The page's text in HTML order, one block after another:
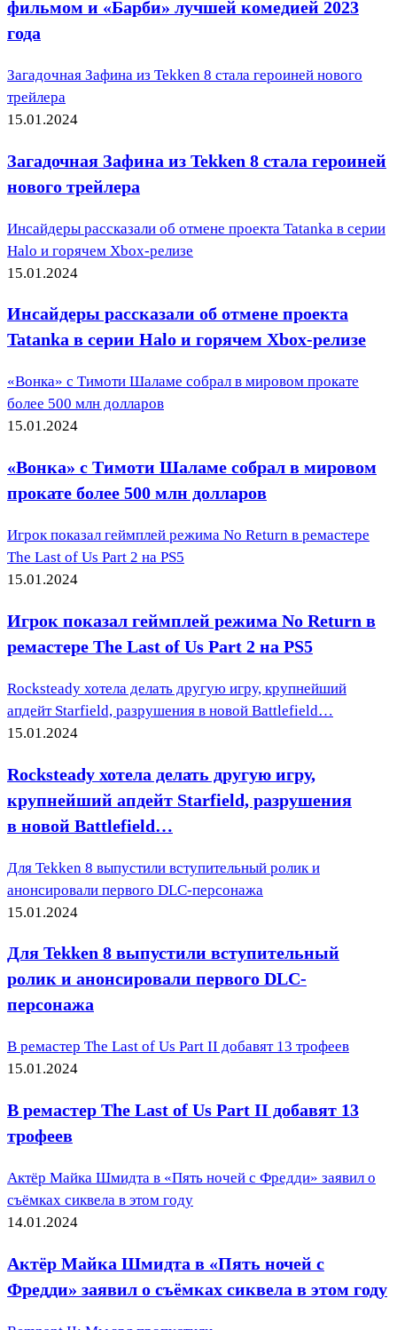
фильмом и «Барби» лучшей комедией 2023
года
Загадочная Зафина из Tekken 8 стала героиней нового
трейлера
15.01.2024
Загадочная Зафина из Tekken 8 стала героиней
нового трейлера
Инсайдеры рассказали об отмене проекта Tatanka в серии
Halo и горячем Xbox-релизе
15.01.2024
Инсайдеры рассказали об отмене проекта
Tatanka в серии Halo и горячем Xbox-релизе
«Вонка» с Тимоти Шаламе собрал в мировом прокате
более 500 млн долларов
15.01.2024
«Вонка» с Тимоти Шаламе собрал в мировом
прокате более 500 млн долларов
Игрок показал геймплей режима No Return в ремастере
The Last of Us Part 2 на PS5
15.01.2024
Игрок показал геймплей режима No Return в
ремастере The Last of Us Part 2 на PS5
Rocksteady хотела делать другую игру, крупнейший
апдейт Starfield, разрушения в новой Battlefield…
15.01.2024
Rocksteady хотела делать другую игру,
крупнейший апдейт Starfield, разрушения
в новой Battlefield…
Для Tekken 8 выпустили вступительный ролик и
анонсировали первого DLC-персонажа
15.01.2024
Для Tekken 8 выпустили вступительный
ролик и анонсировали первого DLC-
персонажа
В ремастер The Last of Us Part II добавят 13 трофеев
15.01.2024
В ремастер The Last of Us Part II добавят 13
трофеев
Актёр Майка Шмидта в «Пять ночей с Фредди» заявил о
съёмках сиквела в этом году
14.01.2024
Актёр Майка Шмидта в «Пять ночей с
Фредди» заявил о съёмках сиквела в этом году